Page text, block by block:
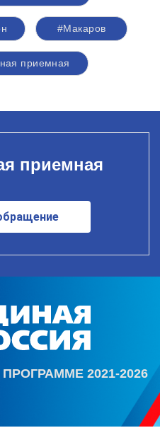
#Макаров
приемная
приемная
2021-2026